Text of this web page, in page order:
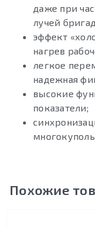
даже при
лучей
эффект
нагрев
легкое
надежная
высокие
показатели;
Похожие